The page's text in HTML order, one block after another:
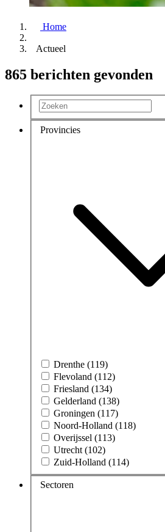
Home
Actueel
865 berichten gevonden
Provincies
Drenthe (119)
Flevoland (112)
Friesland (134)
Gelderland (138)
Groningen (117)
Noord-Holland (118)
Overijssel (113)
Utrecht (102)
Zuid-Holland (114)
Sectoren